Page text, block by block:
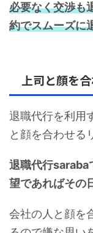
必要なく交渉も
約でスムーズに
上司と顔を
退職代行を利用
と顔を合わせる
退職代行saraba
望であればその
会社の人と顔を